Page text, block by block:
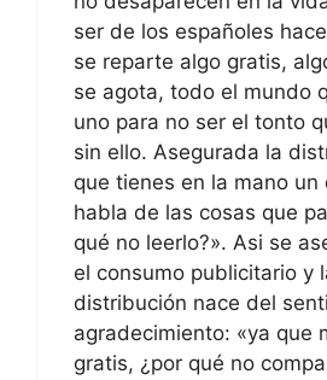
ser de los españoles
se reparte algo gratis,
se agota, todo el mundo
uno para no ser el tonto
sin ello. Asegurada la
que tienes en la mano un
habla de las cosas que
qué no leerlo?». Asi se
el consumo publicitario y
distribución nace del
agradecimiento: «ya que
gratis, ¿por qué no